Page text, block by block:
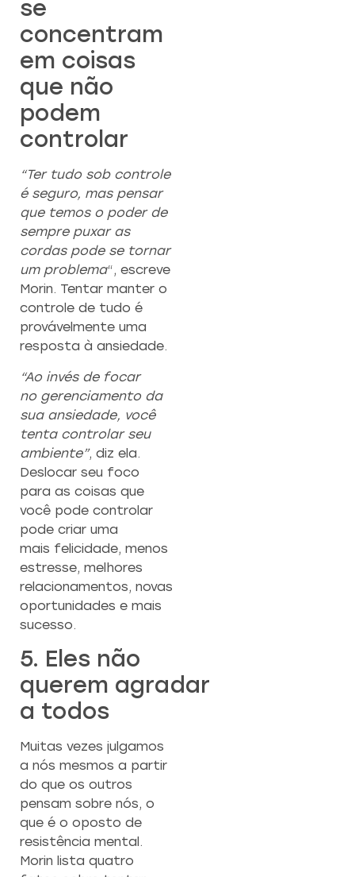
se
concentram
em coisas
que não
podem
controlar
“Ter tudo sob controle
é seguro, mas pensar
que temos o poder de
sempre puxar as
cordas pode se tornar
um problema“, escreve
Morin. Tentar manter o
controle de tudo é
provávelmente uma
resposta à ansiedade.
“Ao invés de focar
no gerenciamento da
sua ansiedade, você
tenta controlar seu
ambiente”, diz ela.
Deslocar seu foco
para as coisas que
você pode controlar
pode criar uma
mais felicidade, menos
estresse, melhores
relacionamentos, novas
oportunidades e mais
sucesso.
5. Eles não
querem agradar
a todos
Muitas vezes julgamos
a nós mesmos a partir
do que os outros
pensam sobre nós, o
que é o oposto de
resistência mental.
Morin lista quatro